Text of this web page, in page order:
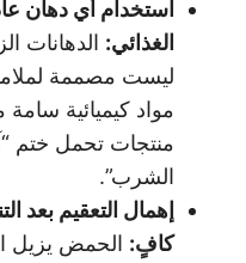
استخدام أي دهان
الغذائي: الدهانات
ليست مصممة
مواد كيميائية
منتجات تحمل ختم
الشرب”.
إهمال التعقيم
كافٍ: الحمض يزيل